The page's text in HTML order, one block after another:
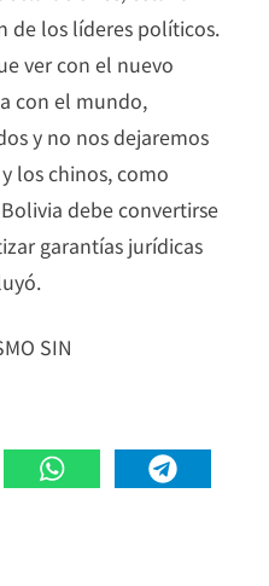
de los líderes políticos.
ver con el nuevo
con el mundo,
y no nos dejaremos
los chinos, como
debe convertirse
garantías jurídicas
SIN